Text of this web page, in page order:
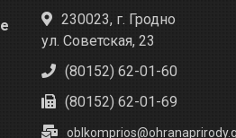
230023, г. Гродно
ул. Советская, 23
(80152) 62-01-60
(80152) 62-01-69